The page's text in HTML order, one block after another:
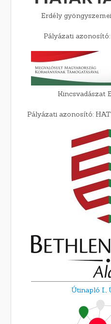
Erdély
Pályázati
Kincsvadászat
Pályázati azonosító:
Útinapló I.,